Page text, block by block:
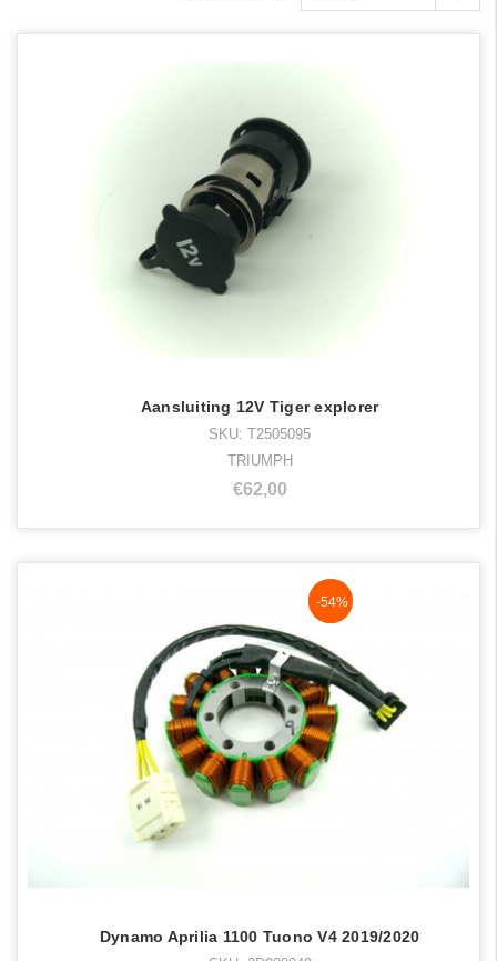
Aansluiting 12V Tiger explorer
SKU: T2505095
TRIUMPH
€62,00
NaN%
-54%
Dynamo Aprilia 1100 Tuono V4 2019/2020